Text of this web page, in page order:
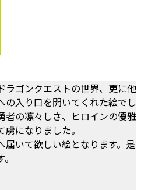
ラゴンクエストの世界、更に他
の入り口を開いてくれた絵でし
者の凛々しさ、ヒロインの優雅
になりました。
届いて欲しい絵となります。是